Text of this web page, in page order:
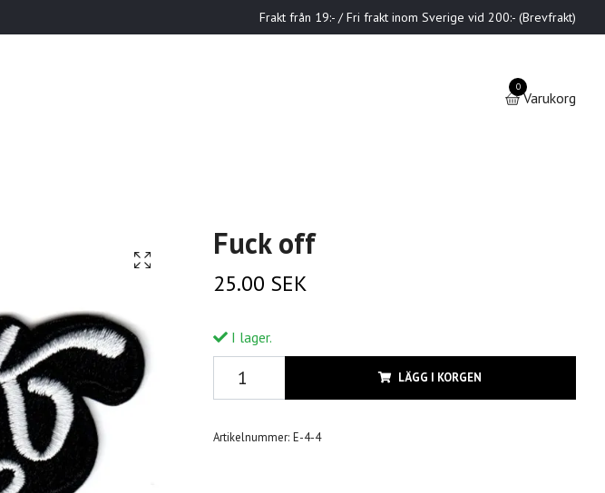
Frakt från 19:- / Fri frakt inom Sverige vid 200:- (Brevfrakt)
0
Varukorg
Fuck off
25.00 SEK
I lager.
LÄGG I KORGEN
Artikelnummer: E-4-4